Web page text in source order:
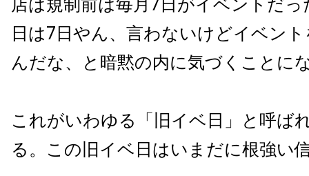
店は規制前は毎月 7 日がイベントだ
日は7 日やん、言わないけどイベン
んだな、と暗黙の内に気づくことに
これがいわゆる「旧イベ日」と呼ば
る。この旧イベ日はいまだに根強い